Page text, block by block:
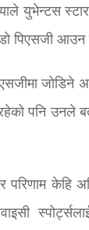
युभेन्टस स्टार
पिएसजी
जोडिने
पनि उनले
केहि